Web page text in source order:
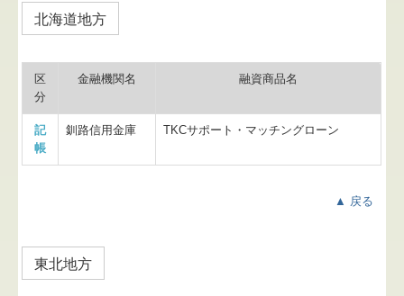
北海道地方
区
分
金融機関名 融資商品名
記
帳
釧路信用金庫 TKCサポート・マッチングローン
▲ 戻る
東北地方